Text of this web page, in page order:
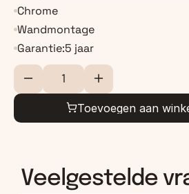
Chrome
Wandmontage
Garantie:5 jaar
Toevoegen aan
Veelgestelde